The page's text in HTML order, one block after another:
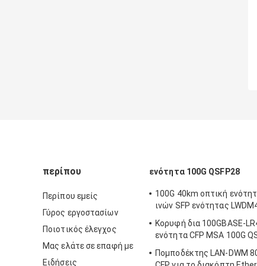
περίπου
Περίπου εμείς
Γύρος εργοστασίων
Ποιοτικός έλεγχος
Μας ελάτε σε επαφή με
Ειδήσεις
ενότητα 100G QSFP28
100G 40km οπτική
ινών SFP ενότητας
Κορυφή δια 100GBASE-
ενότητα CFP MSA 100G
Πομποδέκτης LAN-DWM